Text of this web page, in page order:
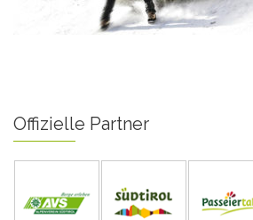
Offizielle Partner